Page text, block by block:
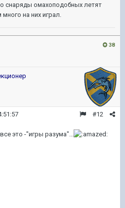
снаряды омахоподобных летят
на них играл.
38
#12
это -"игры разума"...